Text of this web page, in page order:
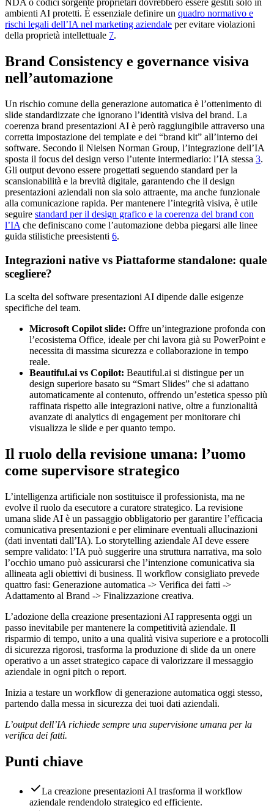
NDA o codici sorgente proprietari dovrebbero essere gestiti solo in
ambienti AI protetti. È essenziale definire un quadro normativo e
rischi legali dell’IA nel marketing aziendale per evitare violazioni
della proprietà intellettuale 7.
Brand Consistency e governance visiva
nell’automazione
Un rischio comune della generazione automatica è l’ottenimento di
slide standardizzate che ignorano l’identità visiva del brand. La
coerenza brand presentazioni AI è però raggiungibile attraverso una
corretta impostazione dei template e dei “brand kit” all’interno dei
software. Secondo il Nielsen Norman Group, l’integrazione dell’IA
sposta il focus del design verso l’utente intermediario: l’IA stessa 3.
Gli output devono essere progettati seguendo standard per la
scansionabilità e la brevità digitale, garantendo che il design
presentazioni aziendali non sia solo attraente, ma anche funzionale
alla comunicazione rapida. Per mantenere l’integrità visiva, è utile
seguire standard per il design grafico e la coerenza del brand con
l’IA che definiscano come l’automazione debba piegarsi alle linee
guida stilistiche preesistenti 6.
Integrazioni native vs Piattaforme standalone: quale
scegliere?
La scelta del software presentazioni AI dipende dalle esigenze
specifiche del team.
Microsoft Copilot slide: Offre un’integrazione profonda con
l’ecosistema Office, ideale per chi lavora già su PowerPoint e
necessita di massima sicurezza e collaborazione in tempo
reale.
Beautiful.ai vs Copilot: Beautiful.ai si distingue per un
design superiore basato su “Smart Slides” che si adattano
automaticamente al contenuto, offrendo un’estetica spesso più
raffinata rispetto alle integrazioni native, oltre a funzionalità
avanzate di analytics di engagement per monitorare chi
visualizza le slide e per quanto tempo.
Il ruolo della revisione umana: l’uomo
come supervisore strategico
L’intelligenza artificiale non sostituisce il professionista, ma ne
evolve il ruolo da esecutore a curatore strategico. La revisione
umana slide AI è un passaggio obbligatorio per garantire l’efficacia
comunicativa presentazioni e per eliminare eventuali allucinazioni
(dati inventati dall’IA). Lo storytelling aziendale AI deve essere
sempre validato: l’IA può suggerire una struttura narrativa, ma solo
l’occhio umano può assicurarsi che l’intenzione comunicativa sia
allineata agli obiettivi di business. Il workflow consigliato prevede
quattro fasi: Generazione automatica -> Verifica dei fatti ->
Adattamento al Brand -> Finalizzazione creativa.
L’adozione della creazione presentazioni AI rappresenta oggi un
passo inevitabile per mantenere la competitività aziendale. Il
risparmio di tempo, unito a una qualità visiva superiore e a protocolli
di sicurezza rigorosi, trasforma la produzione di slide da un onere
operativo a un asset strategico capace di valorizzare il messaggio
aziendale in ogni pitch o report.
Inizia a testare un workflow di generazione automatica oggi stesso,
partendo dalla messa in sicurezza dei tuoi dati aziendali.
L’output dell’IA richiede sempre una supervisione umana per la
verifica dei fatti.
Punti chiave
La creazione presentazioni AI trasforma il workflow
aziendale rendendolo strategico ed efficiente.